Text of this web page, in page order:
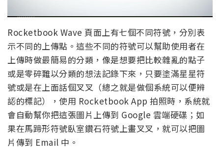
Rocketbook Wave 頁面上有七個不同符號，分別表
示不同的上傳點。這些不同的符號可以幫助使用者在
上傳時做最簡易的分類，像是想要把比較雜亂的點子
或是零碎難以分類的想法記錄下來，只要塗滿星星符
號或是在上面話個叉叉（總之就是做個系統可以便辨
認的標記），使用 Rocketbook App 拍照時，系統就
會自動幫你把這張圖片上傳到 Google 雲端硬碟；如
果在馬蹄形符號臥室鑽石符號上畫叉叉，就可以把圖
片傳到 Email 中。